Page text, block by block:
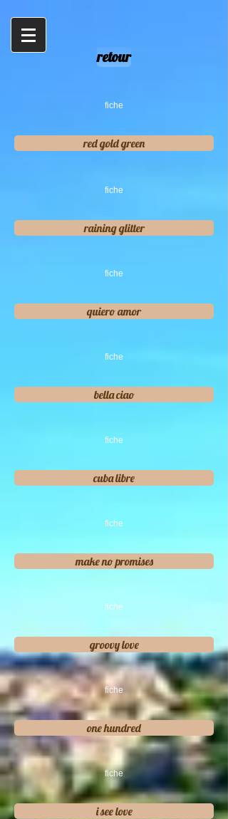
retour
fiche
red gold green
fiche
raining glitter
fiche
quiero amor
fiche
bella ciao
fiche
cuba libre
fiche
make no promises
fiche
groovy love
fiche
one hundred
fiche
i see love